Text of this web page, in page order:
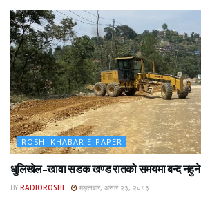
ROSHI KHABAR E-PAPER
धुलिखेल–खावा सडक खण्ड रातको समयमा बन्द नहुने
BY RADIOROSHI मङ्लबार, असार २३, २०८३